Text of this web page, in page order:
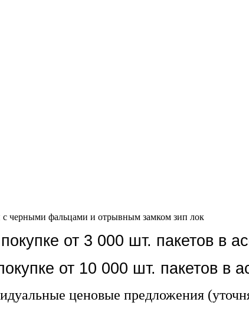
черными фальцами и отрывным замком зип лок
от 3 000 шт. пакетов в
от 10 000 шт. пакетов в
ценовые предложения